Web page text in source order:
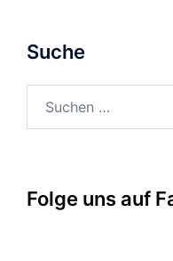
Suche
nach:
Folge uns auf